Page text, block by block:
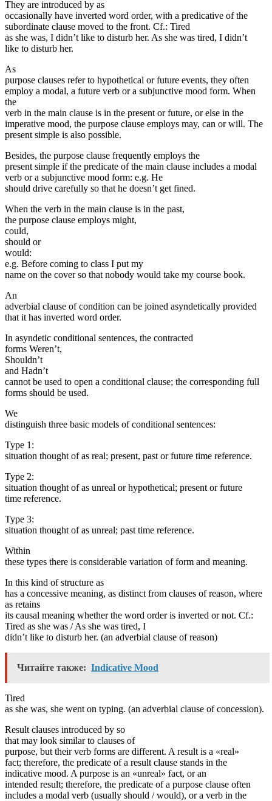
They are introduced by as
occasionally have inverted word order, with a predicative of the
subordinate clause moved to the front. Cf.: Tired
as she was, I didn’t like to disturb her. As she was tired, I didn’t
like to disturb her.
As
purpose clauses refer to hypothetical or future events, they often
employ a modal, a future verb or a subjunctive mood form. When
the
verb in the main clause is in the present or future, or else in the
imperative mood, the purpose clause employs may, can or will. The
present simple is also possible.
Besides, the purpose clause frequently employs the
present simple if the predicate of the main clause includes a modal
verb or a subjunctive mood form: e.g. He
should drive carefully so that he doesn’t get fined.
When the verb in the main clause is in the past,
the purpose clause employs might,
could,
should or
would:
e.g. Before coming to class I put my
name on the cover so that nobody would take my course book.
An
adverbial clause of condition can be joined asyndetically provided
that it has inverted word order.
In asyndetic conditional sentences, the contracted
forms Weren’t,
Shouldn’t
and Hadn’t
cannot be used to open a conditional clause; the corresponding full
forms should be used.
We
distinguish three basic models of conditional sentences:
Type 1:
situation thought of as real; present, past or future time reference.
Type 2:
situation thought of as unreal or hypothetical; present or future
time reference.
Type 3:
situation thought of as unreal; past time reference.
Within
these types there is considerable variation of form and meaning.
In this kind of structure as
has a concessive meaning, as distinct from clauses of reason, where
as retains
its causal meaning whether the word order is inverted or not. Cf.:
Tired as she was / As she was tired, I
didn’t like to disturb her. (an adverbial clause of reason)
Читайте также: Indicative Mood
Tired
as she was, she went on typing. (an adverbial clause of concession).
Result clauses introduced by so
that may look similar to clauses of
purpose, but their verb forms are different. A result is a «real»
fact; therefore, the predicate of a result clause stands in the
indicative mood. A purpose is an «unreal» fact, or an
intended result; therefore, the predicate of a purpose clause often
includes a modal verb (usually should / would), or a verb in the